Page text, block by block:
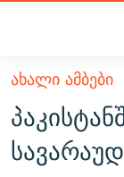
მთავარ
შინაარსზე
დაბრუნება
მთავარ
ᲐᲮᲐᲚᲘ ᲐᲛᲑᲔᲑᲘ
ᲗᲔᲛᲔᲑᲘ
ᲞᲝᲚᲘᲢᲘᲙᲐ
ᲕᲘᲓᲔᲝ
ᲐᲮᲐᲚᲘ ᲐᲛᲑᲔᲑᲘ